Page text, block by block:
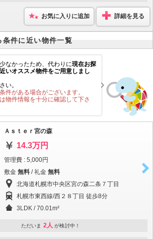
お気に入りに追加 詳細を見る
件に近い物件一覧
なかったため、代わりに現在お探
いオススメ物件をご用意しまし
い。
件がある場合がございます。
物件情報を十分に確認して下さ
Ａｓｔｅｒ宮の森
14.3万円
管理費 : 5,000円
敷金 無料 / 礼金 無料
北海道札幌市中央区宮の森二条７丁目
札幌市東西線/西２８丁目 徒歩8分
3LDK / 70.01m²
ただいま 2人 が検討中！